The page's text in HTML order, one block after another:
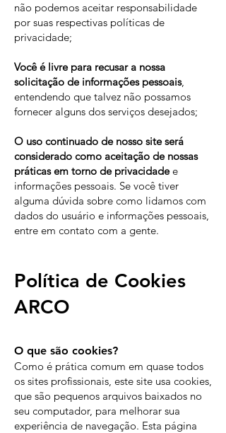
não podemos aceitar responsabilidade
por suas respectivas políticas de
privacidade;
Você é livre para recusar a nossa
solicitação de informações pessoais,
entendendo que talvez não possamos
fornecer alguns dos serviços desejados;
O uso continuado de nosso site será
considerado como aceitação de nossas
práticas em torno de privacidadee
informações pessoais. Se você tiver
alguma dúvida sobre como lidamos com
dados do usuário e informações pessoais,
entre em contato com a gente.
Política de Cookies
ARCO
O que são cookies?
Como é prática comum em quase todos
os sites profissionais, este site usa cookies,
que são pequenos arquivos baixados no
seu computador, para melhorar sua
experiência de navegação. Esta página